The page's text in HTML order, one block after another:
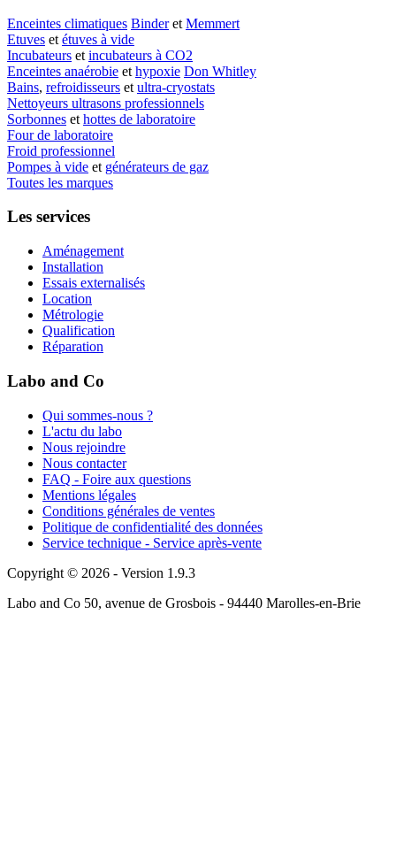
Enceintes climatiques Binderet Memmert
Etuves et étuves à vide
Incubateurs et incubateurs à CO2
Enceintes anaérobie et hypoxie Don Whitley
Bains, refroidisseurs et ultra-cryostats
Nettoyeurs ultrasons professionnels
Sorbonnes et hottes de laboratoire
Four de laboratoire
Froid professionnel
Pompes à vide et générateurs de gaz
Toutes les marques
Les services
Aménagement
Installation
Essais externalisés
Location
Métrologie
Qualification
Réparation
Labo and Co
Qui sommes-nous ?
L'actu du labo
Nous rejoindre
Nous contacter
FAQ - Foire aux questions
Mentions légales
Conditions générales de ventes
Politique de confidentialité des données
Service technique - Service après-vente
Copyright © 2026 - Version 1.9.3
Labo and Co 50, avenue de Grosbois - 94440 Marolles-en-Brie